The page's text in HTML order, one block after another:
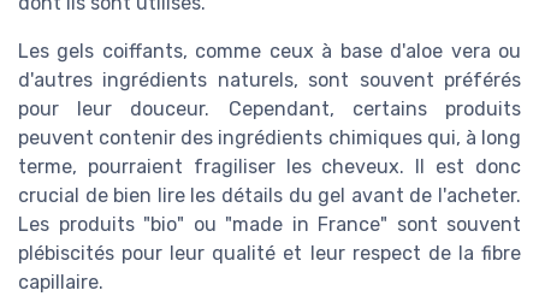
Les gels coiffants, comme ceux à base d'aloe vera ou
d'autres ingrédients naturels, sont souvent préférés
pour leur douceur. Cependant, certains produits
peuvent contenir des ingrédients chimiques qui, à long
terme, pourraient fragiliser les cheveux. Il est donc
crucial de bien lire les détails du gel avant de l'acheter.
Les produits "bio" ou "made in France" sont souvent
plébiscités pour leur qualité et leur respect de la fibre
capillaire.